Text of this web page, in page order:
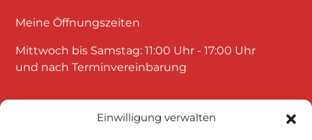
Einwilligung verwalten
Meine Öffnungszeiten
Mittwoch bis Samstag: 11:00 Uhr - 17:00 Uhr
und nach Terminvereinbarung